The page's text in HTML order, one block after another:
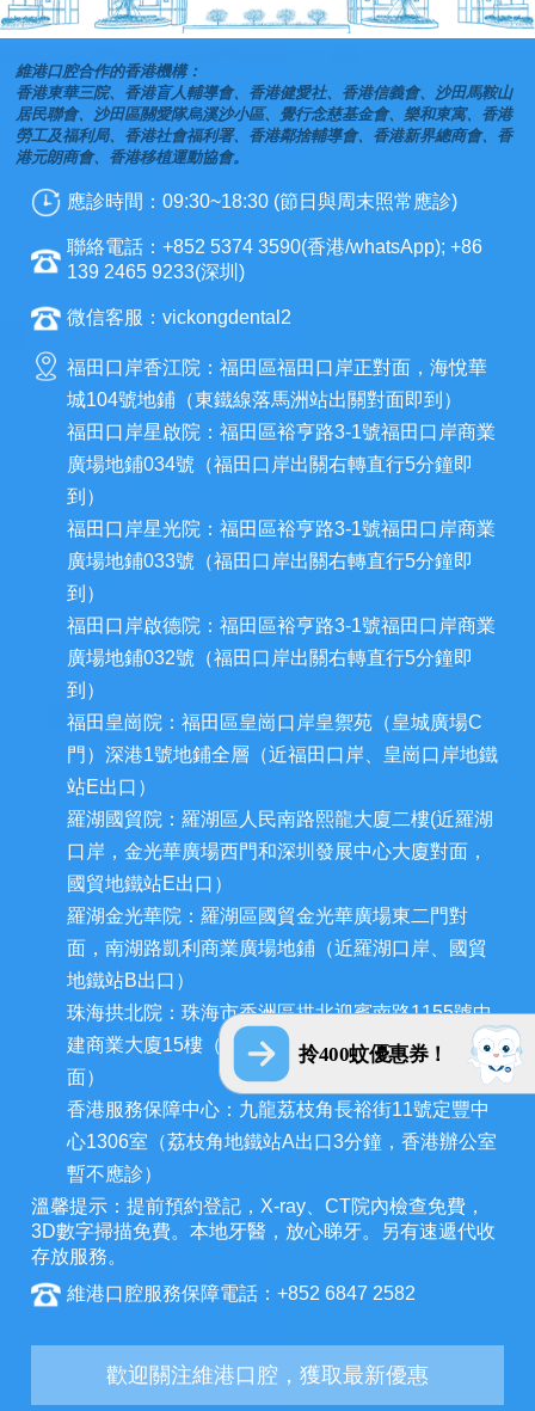
拎400蚊優惠券！
維港口腔合作的香港機構：
香港東華三院、香港盲人輔導會、香港健愛社、香港信義會、沙田馬鞍山
居民聯會、沙田區關愛隊烏溪沙小區、覺行念慈基金會、樂和東寓、香港
勞工及福利局、香港社會福利署、香港鄰捨輔導會、香港新界總商會、香
港元朗商會、香港移植運動協會。
應診時間：09:30~18:30 (節日與周末照常應診)
聯絡電話：+852 5374 3590(香港/whatsApp); +86
139 2465 9233(深圳)
微信客服：vickongdental2
福田口岸香江院：福田區福田口岸正對面，海悅華
城104號地鋪（東鐵線落馬洲站出關對面即到）
福田口岸星啟院：福田區裕亨路3-1號福田口岸商業
廣場地鋪034號（福田口岸出關右轉直行5分鐘即
到）
福田口岸星光院：福田區裕亨路3-1號福田口岸商業
廣場地鋪033號（福田口岸出關右轉直行5分鐘即
到）
福田口岸啟德院：福田區裕亨路3-1號福田口岸商業
廣場地鋪032號（福田口岸出關右轉直行5分鐘即
到）
福田皇崗院：福田區皇崗口岸皇禦苑（皇城廣場C
門）深港1號地鋪全層（近福田口岸、皇崗口岸地鐵
站E出口）
羅湖國貿院：羅湖區人民南路熙龍大廈二樓(近羅湖
口岸，金光華廣場西門和深圳發展中心大廈對面，
國貿地鐵站E出口）
羅湖金光華院：羅湖區國貿金光華廣場東二門對
面，南湖路凱利商業廣場地鋪（近羅湖口岸、國貿
地鐵站B出口）
珠海拱北院：珠海市香洲區拱北迎賓南路1155號中
建商業大廈15樓（近拱北口岸，迎賓百貨廣場對
面）
香港服務保障中心：九龍荔枝角長裕街11號定豐中
心1306室（荔枝角地鐵站A出口3分鐘，香港辦公室
暫不應診）
溫馨提示：提前預約登記，X-ray、CT院內檢查免費，
3D數字掃描免費。本地牙醫，放心睇牙。另有速遞代收
存放服務。
維港口腔服務保障電話：+852 6847 2582
歡迎關注維港口腔，獲取最新優惠